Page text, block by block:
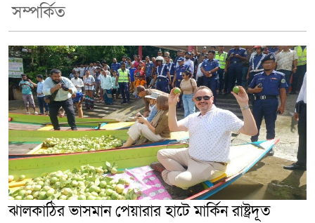
সম্পর্কিত
ঝালকাঠির ভাসমান পেয়ারার হাটে মার্কিন রাষ্ট্রদূত